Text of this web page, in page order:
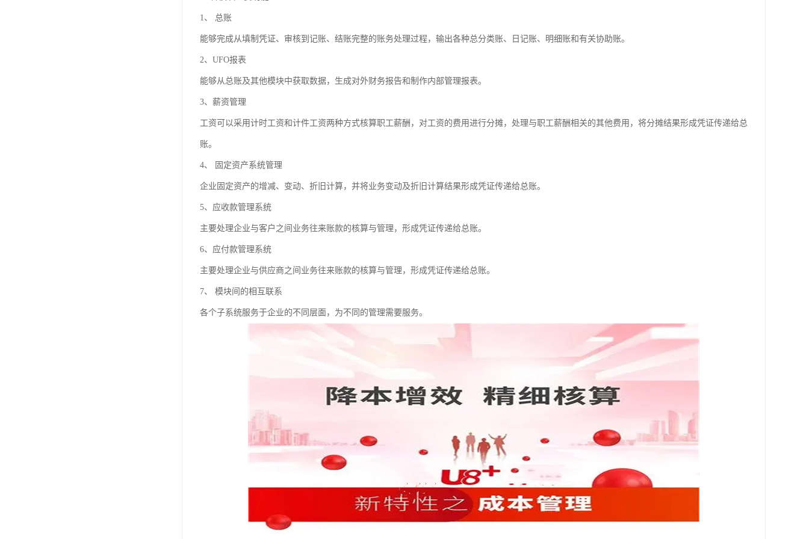
1、 总账
能够完成从填制凭证、审核到记账、结账完整的账务处理过程，输出各种总分类账、日记账、明细账和有关协助账。
2、UFO报表
能够从总账及其他模块中获取数据，生成对外财务报告和制作内部管理报表。
3、薪资管理
工资可以采用计时工资和计件工资两种方式核算职工薪酬，对工资的费用进行分摊，处理与职工薪酬相关的其他费用，将分摊结果形成凭证传递给总
账。
4、 固定资产系统管理
企业固定资产的增减、变动、折旧计算，并将业务变动及折旧计算结果形成凭证传递给总账。
5、应收款管理系统
主要处理企业与客户之间业务往来账款的核算与管理，形成凭证传递给总账。
6、应付款管理系统
主要处理企业与供应商之间业务往来账款的核算与管理，形成凭证传递给总账。
7、 模块间的相互联系
各个子系统服务于企业的不同层面，为不同的管理需要服务。